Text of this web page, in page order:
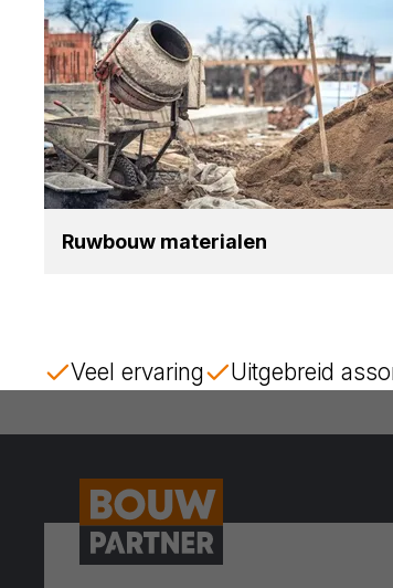
Ruw­bouw mate­ri­a­len
Veel ervaring Uitgebreid